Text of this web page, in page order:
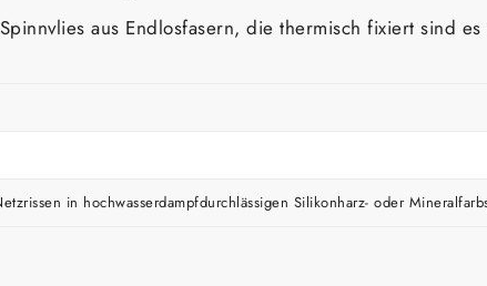
aus Endlosfasern, die thermisch fixiert sind
in hochwasserdampfdurchlässigen Silikonharz- oder